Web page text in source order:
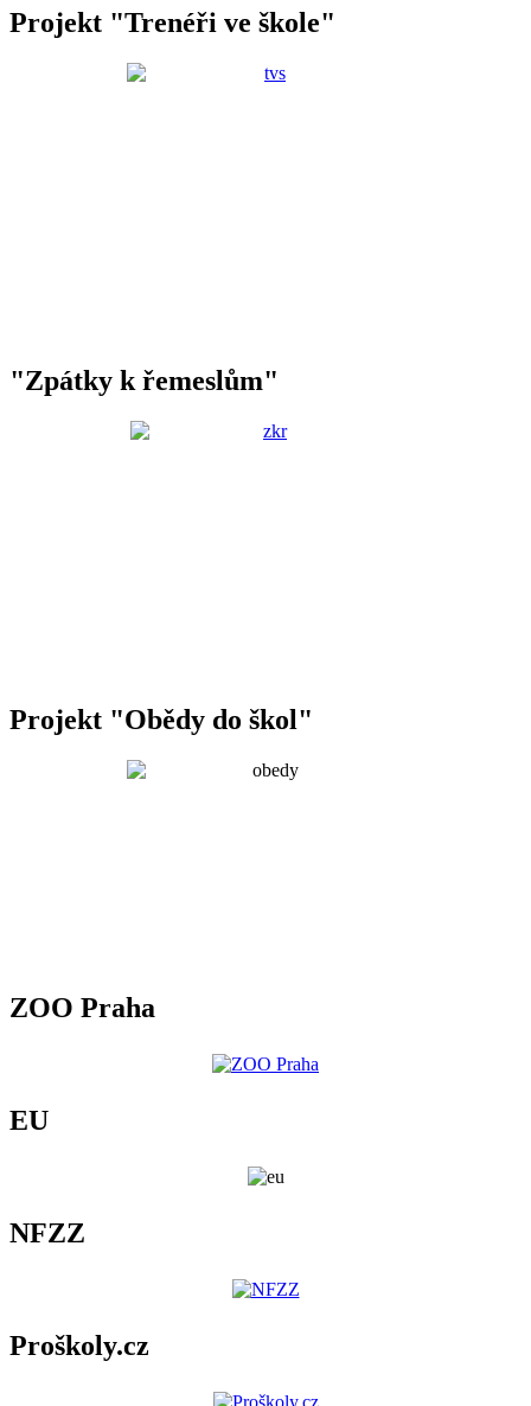
Projekt "Trenéři ve škole"
"Zpátky k řemeslům"
Projekt "Obědy do škol"
ZOO Praha
EU
NFZZ
Proškoly.cz